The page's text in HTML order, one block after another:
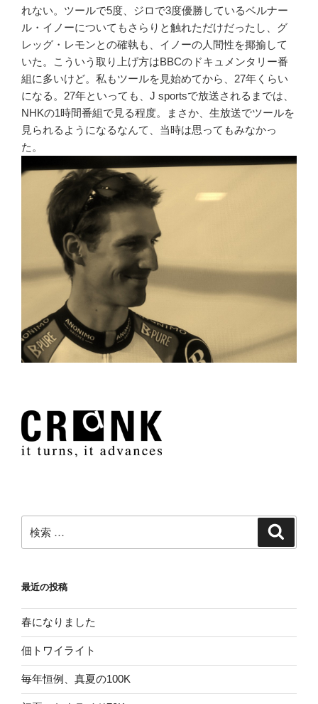
れない。ツールで5度、ジロで3度優勝しているベルナー
ル・イノーについてもさらりと触れただけだったし、グ
レッグ・レモンとの確執も、イノーの人間性を揶揄して
いた。こういう取り上げ方はBBCのドキュメンタリー番
組に多いけど。私もツールを見始めてから、27年くらい
になる。27年といっても、J sportsで放送されるまでは、
NHKの1時間番組で見る程度。まさか、生放送でツールを
見られるようになるなんて、当時は思ってもみなかっ
た。
索:
最近の投稿
春になりました
佃トワイライト
毎年恒例、真夏の100K